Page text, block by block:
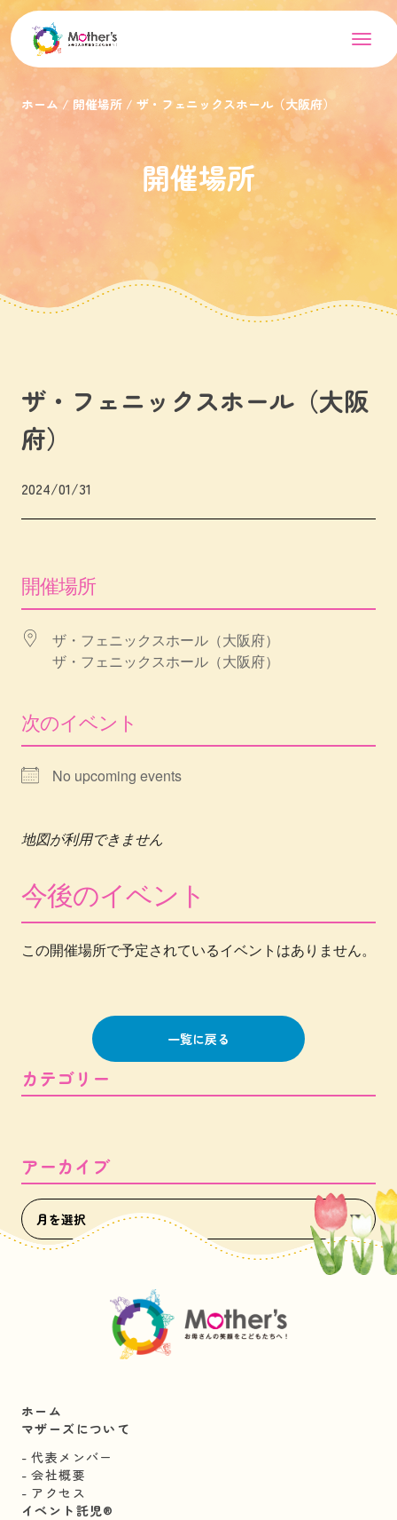
ホーム 開催場所 ザ・フェニックスホール（大阪府）
開催場所
ザ・フェニックスホール（大阪
府）
2024/01/31
開催場所
ザ・フェニックスホール（大阪府）
ザ・フェニックスホール（大阪府）
次のイベント
No upcoming events
地図が利用できません
今後のイベント
この開催場所で予定されているイベントはありません。
一覧に戻る
カテゴリー
アーカイブ
ホーム
マザーズについて
代表メンバー
会社概要
アクセス
イベント託児®︎